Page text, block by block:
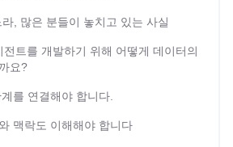
라, 많은 분들이 놓치고 있는 사실
트를 개발하기 위해 어떻게 데이터의
요?
를 연결해야 합니다.
맥락도 이해해야 합니다